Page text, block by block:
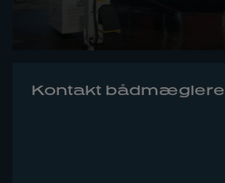
Kontakt bådmæglere